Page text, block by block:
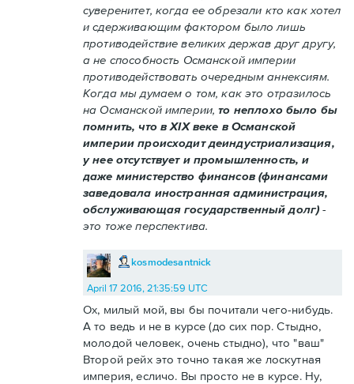
суверенитет, когда ее обрезали кто как хотел
и сдерживающим фактором было лишь
противодействие великих держав друг другу,
а не способность Османской империи
противодействовать очередным аннексиям.
Когда мы думаем о том, как это отразилось
на Османской империи,то неплохо было бы
помнить, что в XIX веке в Османской
империи происходит деиндустриализация,
у нее отсутствует и промышленность, и
даже министерство финансов (финансами
заведовала иностранная администрация,
обслуживающая государственный долг)-
это тоже перспектива.
kosmodesantnick
April 17 2016, 21:35:59 UTC
Ох, милый мой, вы бы почитали чего-нибудь.
А то ведь и не в курсе (до сих пор. Стыдно,
молодой человек, очень стыдно), что "ваш"
Второй рейх это точно такая же лоскутная
империя, есличо. Вы просто не в курсе. Ну,